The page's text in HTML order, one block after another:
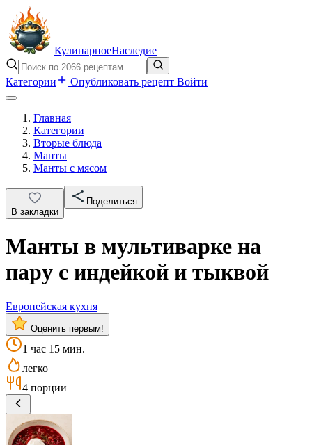
КулинарноеНаследие
Категории Опубликовать рецепт Войти
Главная
Категории
Вторые блюда
Манты
Манты с мясом
В закладки
Поделиться
Манты в мультиварке на
пару с индейкой и тыквой
Европейская кухня
Оценить первым!
1 час 15 мин.
легко
4 порции